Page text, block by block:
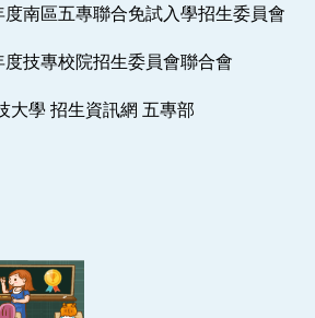
度南區五專聯合免試入學招生委員會
度技專校院招生委員會聯合會
大學 招生資訊網 五專部